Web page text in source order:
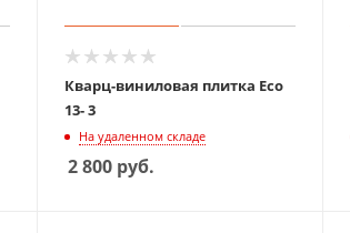
Кварц-виниловая плитка Eco
13- 3
На удаленном складе
2 800 руб.